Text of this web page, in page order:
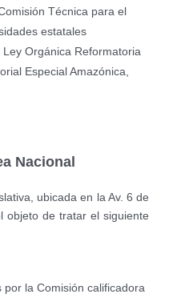
Técnica para el
estatales
Orgánica Reformatoria
Especial Amazónica,
Nacional
ubicada en la Av. 6 de
objeto de tratar el siguiente
la Comisión calificadora